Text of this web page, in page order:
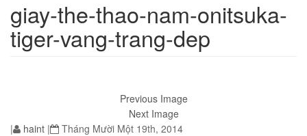
giay-the-thao-nam-onitsuka-
tiger-vang-trang-dep
Previous Image
Next Image
|
haint | Tháng Mười Một 19th, 2014